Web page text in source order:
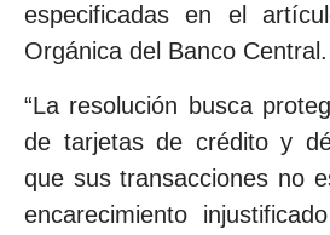
especificadas en el
Orgánica del Banco Central.
“La resolución busca
de tarjetas de crédito y
que sus transacciones no
encarecimiento